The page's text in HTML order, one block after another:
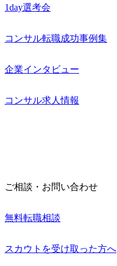
1day選考会
コンサル転職成功事例集
企業インタビュー
コンサル求人情報
ご相談・お問い合わせ
無料転職相談
スカウトを受け取った方へ